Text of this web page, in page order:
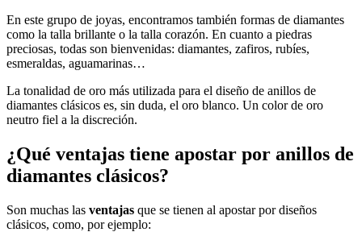
En este grupo de joyas, encontramos también formas de diamantes
como la talla brillante o la talla corazón. En cuanto a piedras
preciosas, todas son bienvenidas: diamantes, zafiros, rubíes,
esmeraldas, aguamarinas…
La tonalidad de oro más utilizada para el diseño de anillos de
diamantes clásicos es, sin duda, el oro blanco. Un color de oro
neutro fiel a la discreción.
¿Qué ventajas tiene apostar por anillos de
diamantes clásicos?
Son muchas las ventajas que se tienen al apostar por diseños
clásicos, como, por ejemplo: